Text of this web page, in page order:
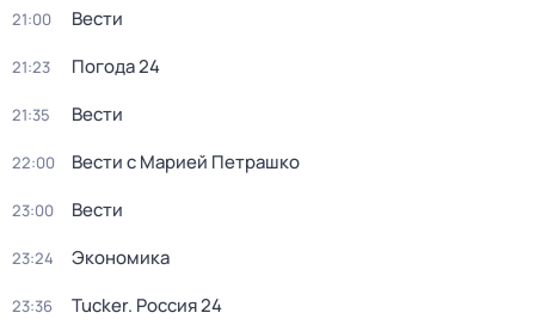
21:00 Вести
21:23 Погода 24
21:35 Вести
22:00 Вести с Марией Петрашко
23:00 Вести
23:24 Экономика
23:36 Tucker. Россия 24